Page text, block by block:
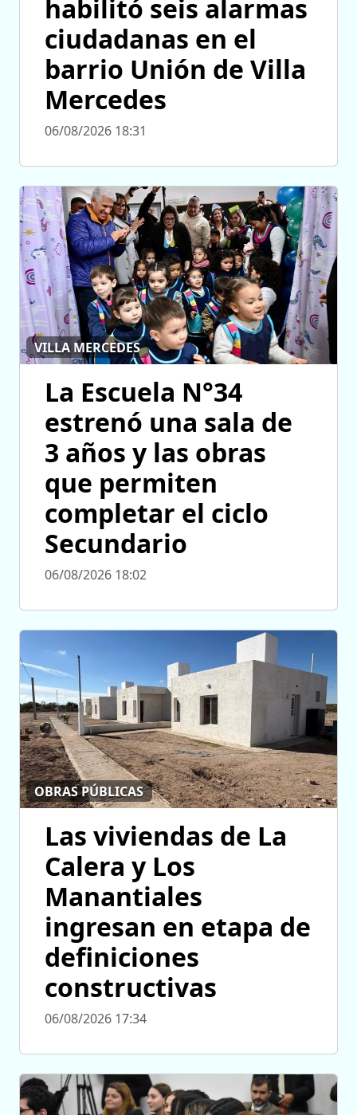
habilitó seis alarmas
ciudadanas en el
barrio Unión de Villa
Mercedes
06/08/2026 18:31
VILLA MERCEDES
La Escuela N°34
estrenó una sala de
3 años y las obras
que permiten
completar el ciclo
Secundario
06/08/2026 18:02
OBRAS PÚBLICAS
Las viviendas de La
Calera y Los
Manantiales
ingresan en etapa de
definiciones
constructivas
06/08/2026 17:34